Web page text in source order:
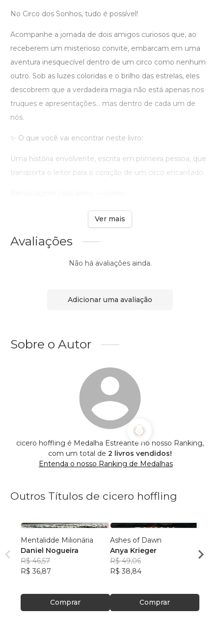
No Circo dos Sonhos, tudo é possível!
Acompanhe a jornada de dois amigos curiosos que, ao
receberem um misterioso convite, embarcam em uma
aventura inesquecível dentro de um circo como nenhum
outro. Sob as luzes coloridas e o brilho das estrelas, eles
descobrem que a verdadeira magia não está apenas nos
truques e apresentações… mas dentro de cada um de
nós.
✨ O que você vai encontrar neste livro:
Uma história envolvente, escrita em primeira pessoa, que
transporta o leitor para o coração de um circo encantado.
Ver mais
Avaliações
Não há avaliações ainda.
Adicionar uma avaliação
Sobre o Autor
cicero hoffling é Medalha Estreante no nosso Ranking,
com um total de 2 livros vendidos!
Entenda o nosso Ranking de Medalhas
Outros Títulos de cicero hoffling
Mentalidde Milionária
Daniel Nogueira
R$ 46,57
R$ 36,87
Comprar
Ashes of Dawn
Anya Krieger
R$ 49,06
R$ 38,84
Comprar
Bert
R$